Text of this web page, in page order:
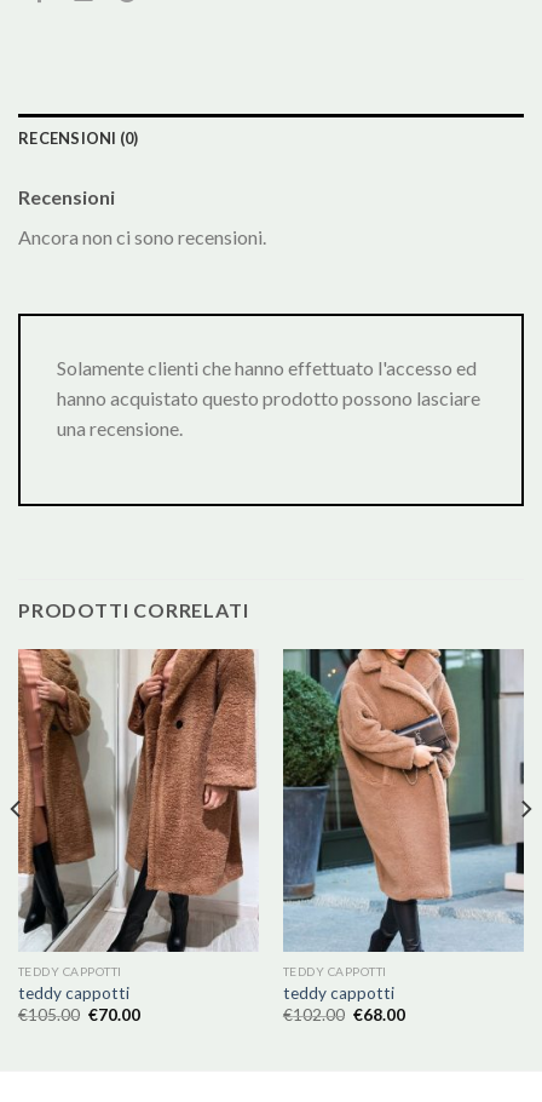
RECENSIONI (0)
Recensioni
Ancora non ci sono recensioni.
Solamente clienti che hanno effettuato l'accesso ed
hanno acquistato questo prodotto possono lasciare
una recensione.
PRODOTTI CORRELATI
TEDDY CAPPOTTI
teddy cappotti
€105.00 €70.00
TEDDY CAPPOTTI
teddy cappotti
€102.00 €68.00